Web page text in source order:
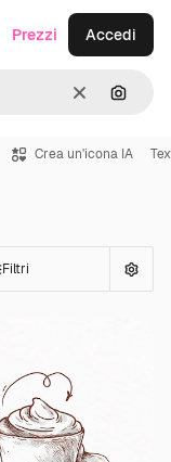
CancellaCerca
Prezzi Accedi
Crea un'icona IA
Filtri